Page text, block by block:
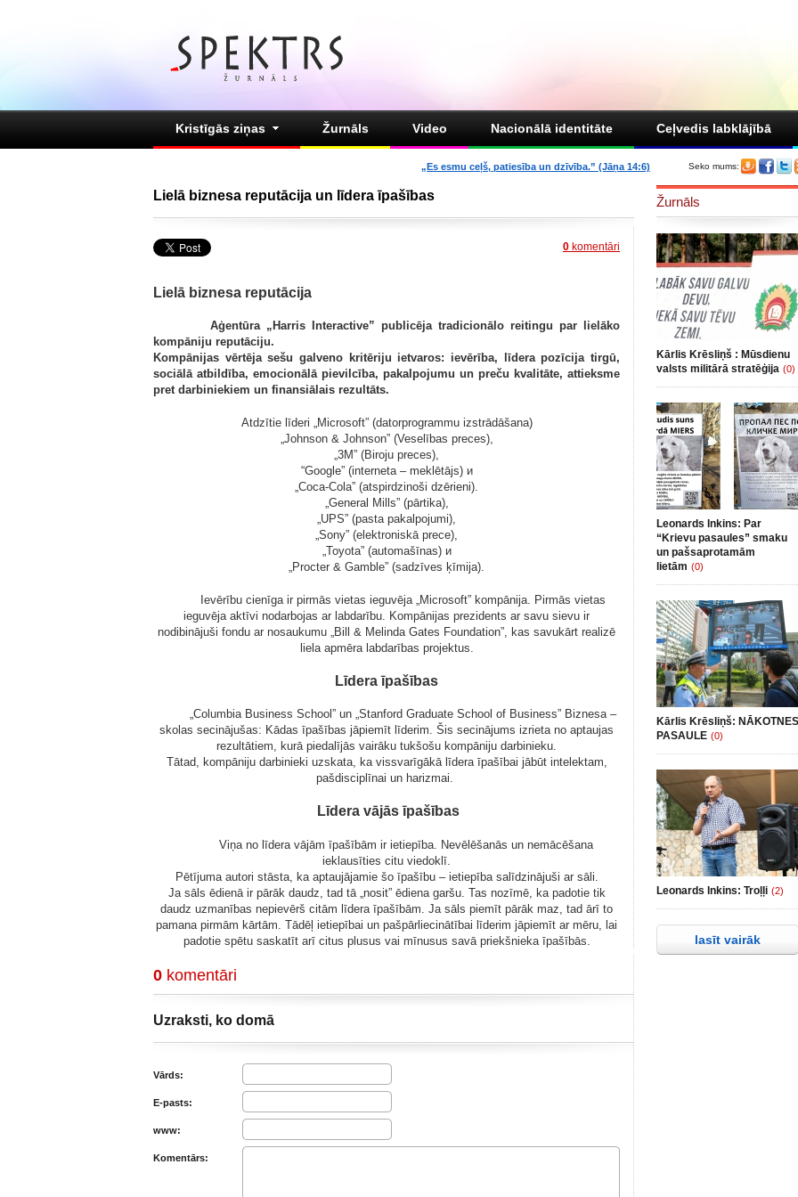
Kristīgās ziņas Žurnāls Video Nacionālā identitāte Ceļvedis labklājībā
Seko mums:
„Es esmu ceļš, patiesība un dzīvība.” (Jāņa 14:6)
Lielā biznesa reputācija un līdera īpašības
0 komentāri
Lielā biznesa reputācija
Aģentūra „Harris Interactive” publicēja tradicionālo reitingu par lielāko
kompāniju reputāciju.
Kompānijas vērtēja sešu galveno kritēriju ietvaros: ievērība, līdera pozīcija tirgū,
sociālā atbildība, emocionālā pievilcība, pakalpojumu un preču kvalitāte, attieksme
pret darbiniekiem un finansiālais rezultāts.
Atdzītie līderi „Microsoft” (datorprogrammu izstrādāšana)
„Johnson & Johnson” (Veselības preces),
„3M” (Biroju preces),
“Google” (interneta – meklētājs) и
„Coca-Cola” (atspirdzinoši dzērieni).
„General Mills” (pārtika),
„UPS” (pasta pakalpojumi),
„Sony” (elektroniskā prece),
„Toyota” (automašīnas) и
„Procter & Gamble” (sadzīves ķīmija).
Ievērību cienīga ir pirmās vietas ieguvēja „Microsoft” kompānija. Pirmās vietas
ieguvēja aktīvi nodarbojas ar labdarību. Kompānijas prezidents ar savu sievu ir
nodibinājuši fondu ar nosaukumu „Bill & Melinda Gates Foundation”, kas savukārt realizē
liela apmēra labdarības projektus.
Līdera īpašības
„Columbia Business School” un „Stanford Graduate School of Business” Biznesa –
skolas secinājušas: Kādas īpašības jāpiemīt līderim. Šis secinājums izrieta no aptaujas
rezultātiem, kurā piedalījās vairāku tukšošu kompāniju darbinieku.
Tātad, kompāniju darbinieki uzskata, ka vissvarīgākā līdera īpašībai jābūt intelektam,
pašdisciplīnai un harizmai.
Līdera vājās īpašības
Viņa no līdera vājām īpašībām ir ietiepība. Nevēlēšanās un nemācēšana
ieklausīties citu viedoklī.
Pētījuma autori stāsta, ka aptaujājamie šo īpašību – ietiepība salīdzinājuši ar sāli.
Ja sāls ēdienā ir pārāk daudz, tad tā „nosit” ēdiena garšu. Tas nozīmē, ka padotie tik
daudz uzmanības nepievērš citām līdera īpašībām. Ja sāls piemīt pārāk maz, tad ārī to
pamana pirmām kārtām. Tādēļ ietiepībai un pašpārliecinātībai līderim jāpiemīt ar mēru, lai
padotie spētu saskatīt arī citus plusus vai mīnusus savā priekšnieka īpašībās.
0 komentāri
Uzraksti, ko domā
Vārds:
E-pasts:
www:
Komentārs:
Žurnāls
Kārlis Krēsliņš : Mūsdienu
valsts militārā stratēģija (0)
Leonards Inkins: Par
“Krievu pasaules” smaku
un pašsaprotamām
lietām (0)
Kārlis Krēsliņš: NĀKOTNES
PASAULE (0)
Leonards Inkins: Troļļi (2)
lasīt vairāk